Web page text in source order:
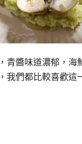
青醬味道濃郁，海
我們都比較喜歡這